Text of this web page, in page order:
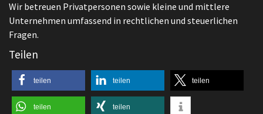
Wir betreuen Privatpersonen sowie kleine und mittlere
Unternehmen umfassend in rechtlichen und steuerlichen
Fragen.
Teilen
teilen teilen teilen
teilen teilen